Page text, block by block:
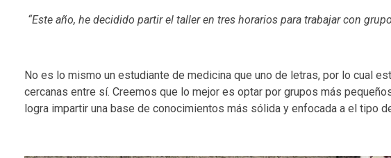
“Este año, he decidido partir el taller en tres horarios para trabajar con
No es lo mismo un estudiante de medicina que uno de letras, por lo cual
cercanas entre sí. Creemos que lo mejor es optar por grupos más
logra impartir una base de conocimientos más sólida y enfocada a el tipo